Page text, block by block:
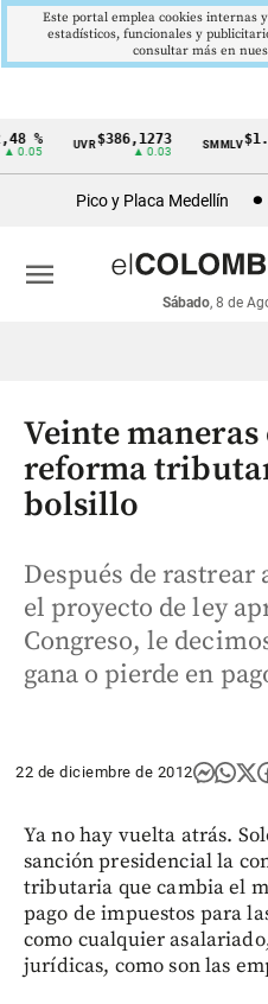
Cintillo
económicos
Colombia
% UVR$386,1273
▲ 0.03
SMMLV
Pico y Placa Medellín
Sábado, 8 de
menu
Veinte maneras
reforma
bolsillo
Después de
el proyecto de ley
Congreso, le
gana o pierde en
22 de diciembre de 2012
Ya no hay vuelta atrás.
sanción presidencial la
tributaria que cambia el
pago de impuestos para
como cualquier
jurídicas, como son las
Este portal emplea cookies internas
estadísticos, funcionales y
consultar más en